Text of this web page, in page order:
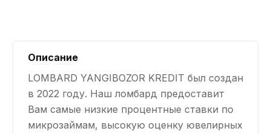
Описание
LOMBARD YANGIBOZOR KREDIT был создан
в 2022 году. Наш ломбард предоставит
Вам самые низкие процентные ставки по
микрозаймам, высокую оценку ювелирных